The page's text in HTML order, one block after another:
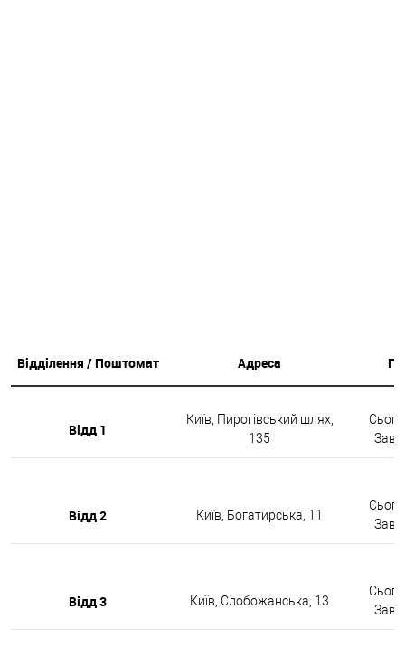
Відділення / Поштомат Адреса
Відд 1
Київ, Пирогівський шлях,
135
Відд 2 Київ, Богатирська, 11
Відд 3 Київ, Слобожанська, 13